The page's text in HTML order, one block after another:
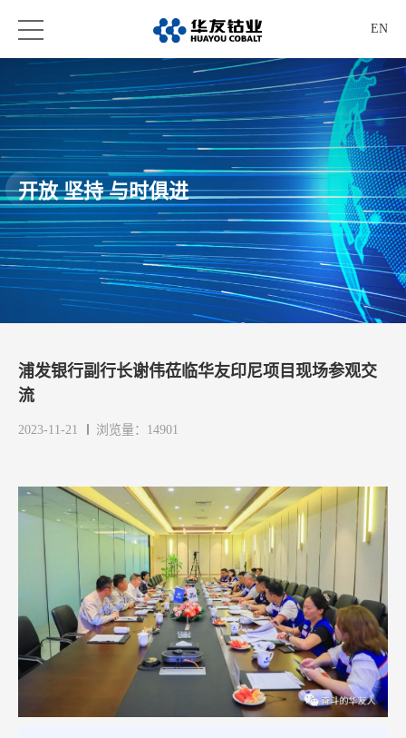
EN
开放 坚持 与时俱进
浦发银行副行长谢伟莅临华友印尼项目现场参观交
流
2023-11-21 浏览量：14901